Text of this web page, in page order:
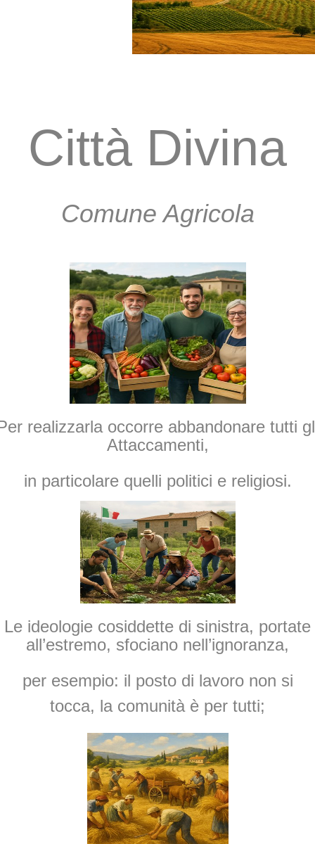
Città Divina
Comune Agricola
realizzarla occorre abbandonare tutti
Attaccamenti,
in particolare quelli politici e religiosi.
Le ideologie cosiddette di sinistra, portate
all’estremo, sfociano nell’ignoranza,
per esempio: il posto di lavoro non si
tocca, la comunità è per tutti;